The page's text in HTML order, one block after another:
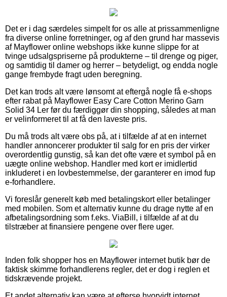
Det er i dag særdeles simpelt for os alle at prissammenligne
fra diverse online forretninger, og af den grund har massevis
af Mayflower online webshops ikke kunne slippe for at
tvinge udsalgspriserne på produkterne – til drenge og piger,
og samtidig til damer og herrer – betydeligt, og endda nogle
gange frembyde fragt uden beregning.
Det kan trods alt være lønsomt at eftergå nogle få e-shops
efter rabat på Mayflower Easy Care Cotton Merino Garn
Solid 34 Ler før du færdiggør din shopping, således at man
er velinformeret til at få den laveste pris.
Du må trods alt være obs på, at i tilfælde af at en internet
handler annoncerer produkter til salg for en pris der virker
overordentlig gunstig, så kan det ofte være et symbol på en
uægte online webshop. Handler med kort er imidlertid
inkluderet i en lovbestemmelse, der garanterer en imod fup
e-forhandlere.
Vi foreslår generelt køb med betalingskort eller betalinger
med mobilen. Som et alternativ kunne du drage nytte af en
afbetalingsordning som f.eks. ViaBill, i tilfælde af at du
tilstræber at finansiere pengene over flere uger.
Inden folk shopper hos en Mayflower internet butik bør de
faktisk skimme forhandlerens regler, det er dog i reglen et
tidskrævende projekt.